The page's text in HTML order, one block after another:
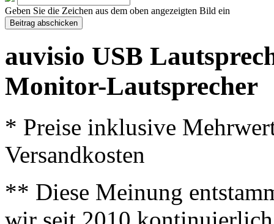
Geben Sie die Zeichen aus dem oben angezeigten Bild ein
auvisio USB
Monitor-Lautsprecher
* Preise inklusive
Versandkosten
** Diese Meinung